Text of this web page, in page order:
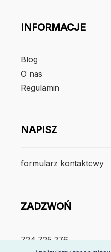
INFORMACJE
Blog
O nas
Regulamin
NAPISZ
formularz kontaktowy
ZADZWOŃ
724 725 276